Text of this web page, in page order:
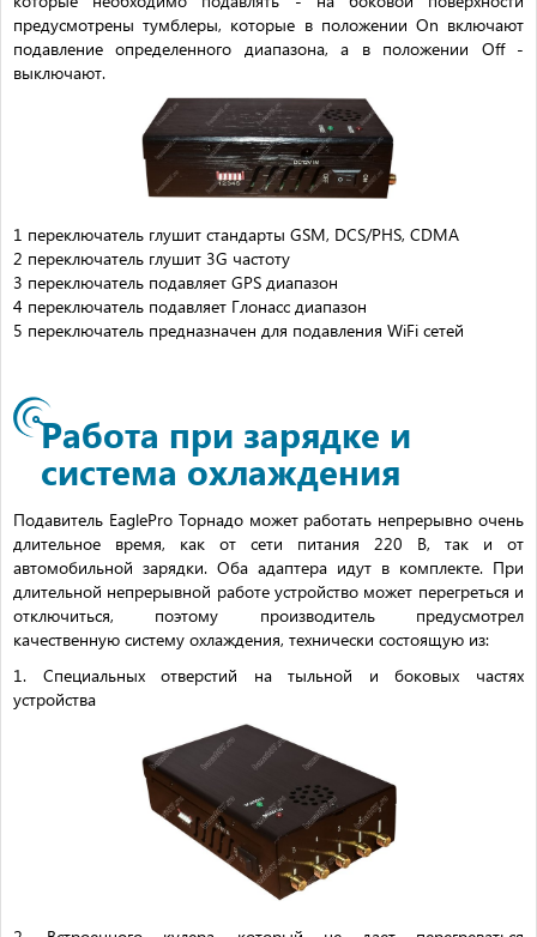
предусмотрены тумблеры, которые в положении On включают
подавление определенного диапазона, а в положении Off -
выключают.
1 переключатель глушит стандарты GSM, DCS/PHS, CDMA
2 переключатель глушит 3G частоту
3 переключатель подавляет GPS диапазон
4 переключатель подавляет Глонасс диапазон
5 переключатель предназначен для подавления WiFi сетей
Работа при зарядке и
система охлаждения
Подавитель EaglePro Торнадо может работать непрерывно очень
длительное время, как от сети питания 220 В, так и от
автомобильной зарядки. Оба адаптера идут в комплекте. При
длительной непрерывной работе устройство может перегреться и
отключиться, поэтому производитель предусмотрел
качественную систему охлаждения, технически состоящую из:
1. Специальных отверстий на тыльной и боковых частях
устройства